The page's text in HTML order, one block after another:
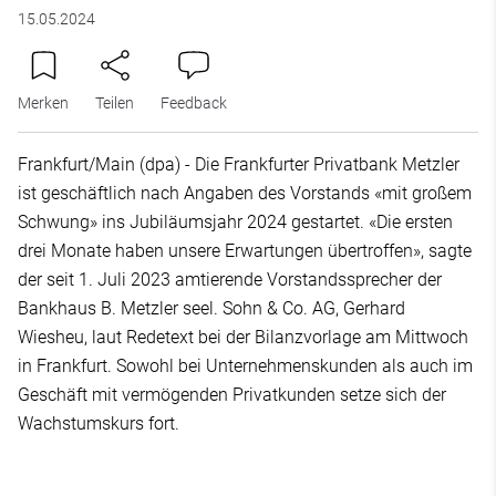
15.05.2024
Merken Teilen Feedback
Frankfurt/Main (dpa) - Die Frankfurter Privatbank Metzler
ist geschäftlich nach Angaben des Vorstands «mit großem
Schwung» ins Jubiläumsjahr 2024 gestartet. «Die ersten
drei Monate haben unsere Erwartungen übertroffen», sagte
der seit 1. Juli 2023 amtierende Vorstandssprecher der
Bankhaus B. Metzler seel. Sohn & Co. AG, Gerhard
Wiesheu, laut Redetext bei der Bilanzvorlage am Mittwoch
in Frankfurt. Sowohl bei Unternehmenskunden als auch im
Geschäft mit vermögenden Privatkunden setze sich der
Wachstumskurs fort.